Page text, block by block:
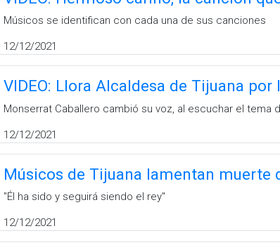
Músicos se identifican con cada una de sus canciones
12/12/2021
VIDEO: Llora Alcaldesa de Tijuana
Monserrat Caballero cambió su voz, al escuchar el tema
12/12/2021
Músicos de Tijuana lamentan muerte
''Él ha sido y seguirá siendo el rey''
12/12/2021